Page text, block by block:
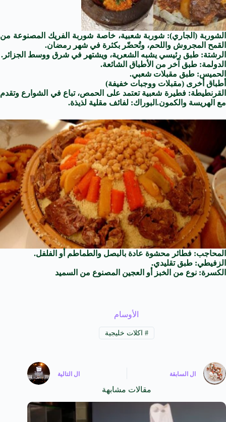
الشوربة (الجاري): شوربة شعبية، خاصة شوربة الفريك المصنوعة من
القمح المجروش واللحم، وتُحضّر بكثرة في شهر رمضان.
الرشتة: طبق رئيسي يشبه الشعرية، ويشتهر في شرق ووسط الجزائر.
الدولمة: طبق آخر من الأطباق الشائعة.
الحميس: طبق مقبلات شعبي.
أطباق أخرى (مقبلات ووجبات خفيفة)
القرنطيطة: فطيرة شعبية تعتمد على الحمص، تباع في الشوارع وتقدم
مع الهريسة والكمون. البوراك: لفائف مقلية لذيذة.
المحاجب: فطائر محشوة عادة بالبصل والطماطم أو الفلفل.
الزفيطي: طبق تقليدي.
الكسرة: نوع من الخبز أو العجين المصنوع من السميد
الأوسام
# اكلات خليجية
ال السابقة ال التالية
مقالات مشابهة